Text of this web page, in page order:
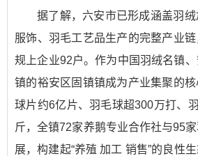
据了解，六安市已形成涵盖羽
服饰、羽毛工艺品生产的完整产业
规上企业92户。作为中国羽绒名镇
镇的裕安区固镇镇成为产业集聚的
球片约6亿片、羽毛球超300万打、
斤，全镇72家养鹅专业合作社与95
展，构建起“养殖 加工 销售”的良性